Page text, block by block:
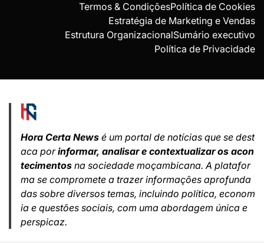
Termos & CondiçõesPolítica de Cookies
Estratégia de Marketing e Vendas
Estrutura OrganizacionalSumário executivo
Política de Privacidade
Hora Certa News é um portal de notícias que se dest
aca porinformar, analisar e contextualizar os acon
tecimentos na sociedade moçambicana. A platafor
ma se compromete a trazer informações aprofunda
das sobre diversos temas, incluindo política, econom
ia e questões sociais, com uma abordagem única e
perspicaz.